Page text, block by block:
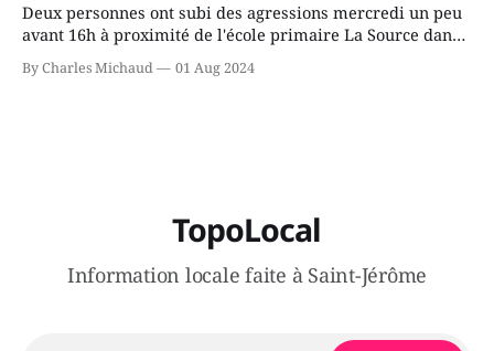
Deux personnes ont subi des agressions mercredi un peu
avant 16h à proximité de l'école primaire La Source dans
le secteur Bellefeuille de Saint-Jérôme. L'une de deux
victimes aurait été écrasée sous un véhicule et aspergée
By Charles Michaud 01 Aug 2024
TopoLocal
Information locale faite à Saint-Jérôme